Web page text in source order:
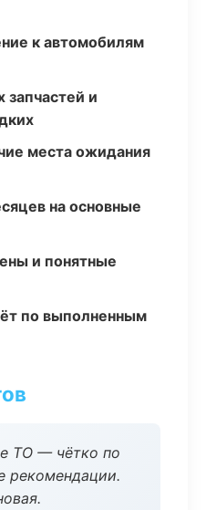
к автомобилям
запчастей и
места ожидания
на основные
и понятные
по выполненным
ТО — чётко по
рекомендации.